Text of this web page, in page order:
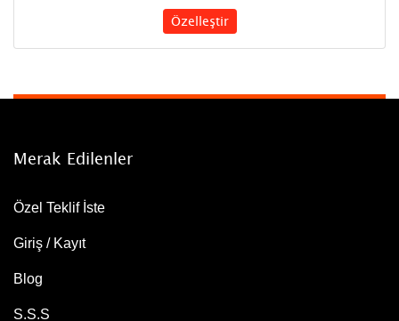
Özelleştir
Merak Edilenler
Özel Teklif İste
Giriş / Kayıt
Blog
S.S.S